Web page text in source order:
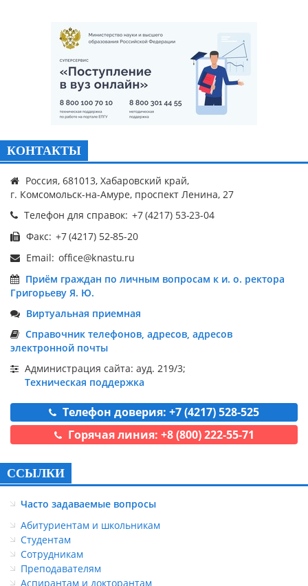
КОНТАКТЫ
Россия, 681013, Хабаровский край,
г. Комсомольск-на-Амуре, проспект Ленина, 27
Телефон для справок:
Факс:
Email:
Приём граждан по личным вопросам к и. о. ректора
Григорьеву Я. Ю.
Виртуальная приемная
Справочник телефонов, адресов, адресов
электронной почты
Администрация сайта: ауд. 219/3;
Техническая поддержка
Телефон доверия: +7 (4217) 528-525
Горячая линия: +8 (800) 222-55-71
ССЫЛКИ
Часто задаваемые вопросы
Абитуриентам и школьникам
Студентам
Сотрудникам
Преподавателям
Аспирантам и докторантам